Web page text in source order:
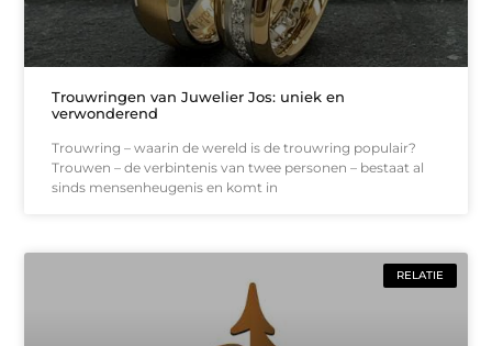
Trouwringen van Juwelier Jos: uniek en
verwonderend
Trouwring – waarin de wereld is de trouwring populair?
Trouwen – de verbintenis van twee personen – bestaat al
sinds mensenheugenis en komt in
RELATIE